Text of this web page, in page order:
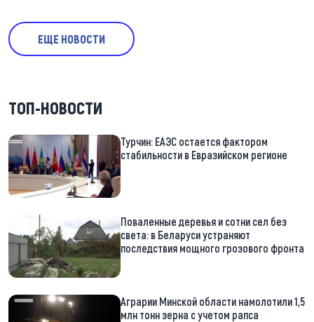
ЕЩЕ НОВОСТИ
ТОП-НОВОСТИ
Турчин: ЕАЭС остается фактором
стабильности в Евразийском регионе
Поваленные деревья и сотни сел без
света: в Беларуси устраняют
последствия мощного грозового фронта
Аграрии Минской области намолотили 1,5
млн тонн зерна с учетом рапса